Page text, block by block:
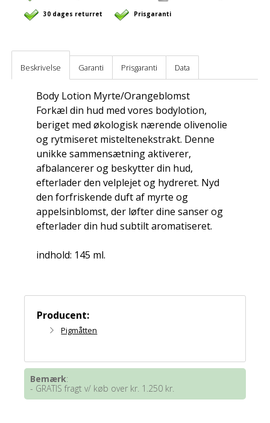
30 dages returret Prisgaranti
Beskrivelse Garanti Prisgaranti Data
Body Lotion Myrte/Orangeblomst
Forkæl din hud med vores bodylotion,
beriget med økologisk nærende olivenolie
og rytmiseret misteltenekstrakt. Denne
unikke sammensætning aktiverer,
afbalancerer og beskytter din hud,
efterlader den velplejet og hydreret. Nyd
den forfriskende duft af myrte og
appelsinblomst, der løfter dine sanser og
efterlader din hud subtilt aromatiseret.
indhold: 145 ml.
Producent:
Pigmåtten
Bemærk:
- GRATIS fragt v/ køb over kr. 1.250 kr.